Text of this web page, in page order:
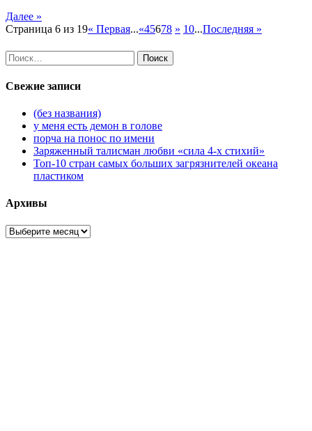
Далее »
Страница 6 из 19« Первая...«45678 » 10...Последняя »
Найти:
Свежие записи
(без названия)
у меня есть демон в голове
порча на понос по имени
Заряженный талисман любви «сила 4-х стихий»
Топ-10 стран самых больших загрязнителей океана
пластиком
Архивы
Архивы